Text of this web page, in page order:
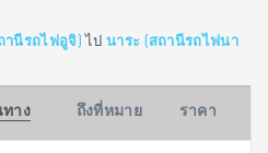
านีรถไฟอูจิ) ไปนาระ (สถานีรถไฟนา
ทาง ถึงที่หมาย ราคา